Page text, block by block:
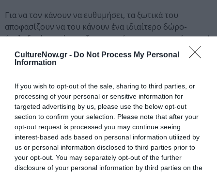
CultureNow.gr - Do Not Process My Personal
Information
If you wish to opt-out of the sale, sharing to third parties, or
processing of your personal or sensitive information for
targeted advertising by us, please use the below opt-out
section to confirm your selection. Please note that after your
opt-out request is processed you may continue seeing
interest-based ads based on personal information utilized by
us or personal information disclosed to third parties prior to
your opt-out. You may separately opt-out of the further
disclosure of your personal information by third parties on the
Για να τον κάνουν να ευθυμήσει, τα ξωτικά του
αποφασίζουν να του κάνουν ένα ιδιαίτερο δώρο-
έκπληξη: έναν πίνακα ζωγραφικής με το πορτραίτο του!
Και ποιος θα ήταν καταλληλότερος για να το
φιλοτεχνήσει; -Μα φυσικά η κυρία Ζωγραφιά
Όμως, ο Άγιος Βασίλης δεν περιγράφεται με λέξεις,
ούτε αποτυπώνεται η μορφή του σε μια απλή
φωτογραφία. Τα ξωτικά του ετοιμάζουν, λοιπόν, για την
κυρία Βλεφαρίδου ένα μεγάλο και αλλόκοτο ποίημα για
να αποδώσουν τα χαρακτηριστικά του αγαπημένου
τους Άγιου, και όλα όσα τον περιβάλλουν στην
καθημερινότητά του.